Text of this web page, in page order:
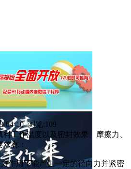
04-10 浏览:109
工作温度以及密封效果、摩擦力、
有：
作用下能产生一定的径向力并紧密